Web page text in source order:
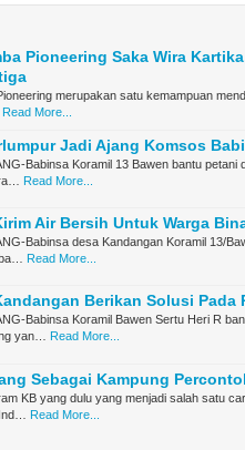
Pioneering Saka Wira
merupakan satu kemampuan
Read More...
Jadi Ajang Komsos
Babinsa Koramil 13 Bawen bantu petani
Read More...
Air Bersih Untuk Warga
Babinsa desa Kandangan Koramil 13/
Read More...
Berikan Solusi Pada
Babinsa Koramil Bawen Sertu Heri R
yan… Read More...
Sebagai Kampung
KB yang dulu yang menjadi salah satu
Read More...